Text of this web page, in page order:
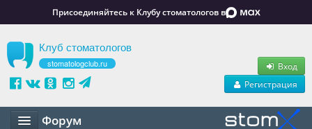
Присоединяйтесь к Клубу стоматологов в
Клуб стоматологов
stomatologclub.ru
Вход
Регистрация
Форум